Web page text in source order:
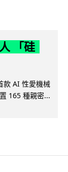
「硅
款 AI 性愛機械
165 種親密...